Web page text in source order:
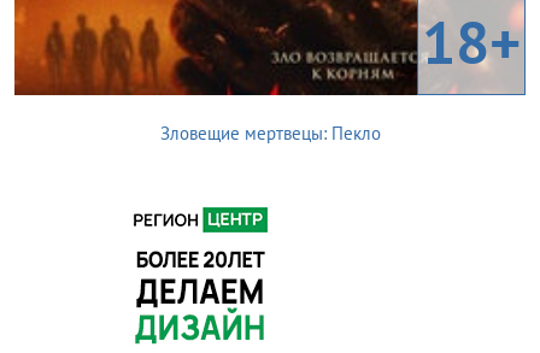
18+
Зловещие мертвецы: Пекло